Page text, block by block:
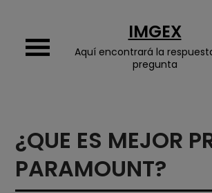
content
IMGEX
Aquí encontrará la
pregunta
¿QUE ES MEJOR
PARAMOUNT?